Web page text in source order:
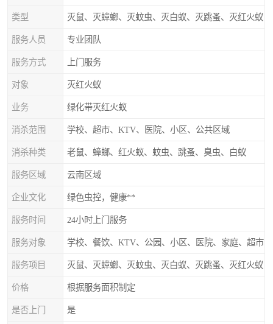
类型 灭鼠、灭蟑螂、灭蚊虫、灭白蚁、灭跳蚤、灭红火蚁
服务人员 专业团队
服务方式 上门服务
对象 灭红火蚁
业务 绿化带灭红火蚁
消杀范围 学校、超市、KTV、医院、小区、公共区域
消杀种类 老鼠、蟑螂、红火蚁、蚊虫、跳蚤、臭虫、白蚁
服务区域 云南区域
企业文化 绿色虫控，健康**
服务时间 24小时上门服务
服务对象 学校、餐饮、KTV、公园、小区、医院、家庭、超市
服务项目 灭鼠、灭蟑螂、灭蚊虫、灭白蚁、灭跳蚤、灭红火蚁
价格 根据服务面积制定
是否上门 是